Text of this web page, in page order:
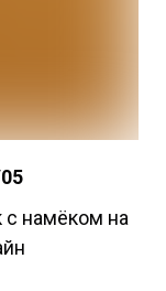
с намёком на